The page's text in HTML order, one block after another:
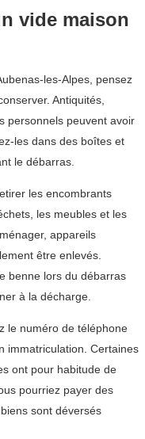
vide maison
les-Alpes, pensez
Antiquités,
personnels peuvent avoir
les dans des boîtes et
le débarras.
les encombrants
les meubles et les
appareils
être enlevés.
benne lors du débarras
à la décharge.
le numéro de téléphone
immatriculation. Certaines
ont pour habitude de
pourriez payer des
sont déversés